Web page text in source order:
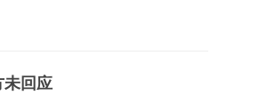
未回应